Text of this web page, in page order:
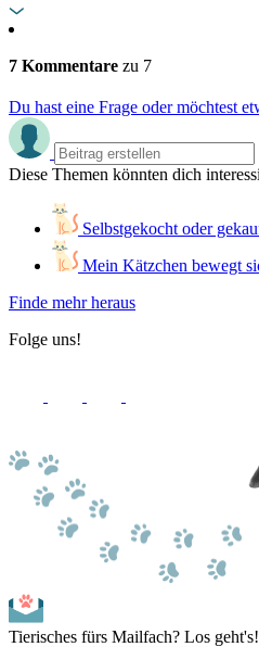
7 Kommentare zu 7
Du hast eine Frage oder möchtest
Diese Themen könnten dich
Selbstgekocht oder
Mein Kätzchen bewegt
Finde mehr heraus
Folge uns!
Tierisches fürs Mailfach? Los geht's!